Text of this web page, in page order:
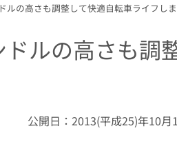
ルの高さも調整して快適自転車ライフし
ルの高さも調
公開日： 2013(平成25)年10月